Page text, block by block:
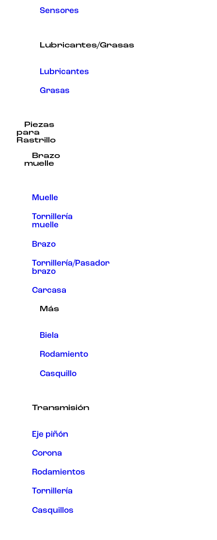
Sensores
Lubricantes/Grasas
Lubricantes
Grasas
Piezas
para
Rastrillo
Brazo
muelle
Muelle
Tornillería
muelle
Brazo
Tornillería/Pasador
brazo
Carcasa
Más
Biela
Rodamiento
Casquillo
Transmisión
Eje piñón
Corona
Rodamientos
Tornillería
Casquillos